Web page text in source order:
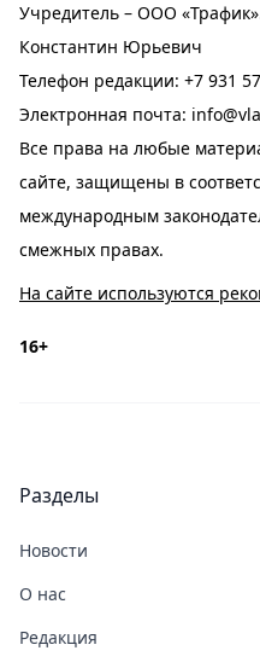
Учредитель – ООО
Константин Юрьевич
Телефон редакции: +7 931
Электронная почта:
Все права на любые
сайте, защищены в
международным
смежных правах.
На сайте используются
16+
Разделы
Новости
О нас
Редакция